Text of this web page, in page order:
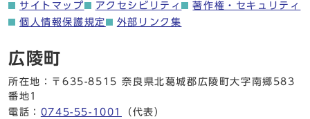
サイトマップ アクセシビリティ
著作権・セキュリティ
個人情報保護規定
外部リンク集
広陵町
所在地：〒635-8515 奈良県北葛城郡広陵町大字南郷583
番地1
電話： 0745-55-1001
（代表）